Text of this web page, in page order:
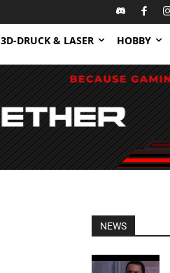
3D-DRUCK & LASER HOBBY
NEWS